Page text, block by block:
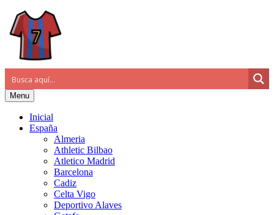
Menu
Inicial
España
Almeria
Athletic Bilbao
Atletico Madrid
Barcelona
Cadiz
Celta Vigo
Deportivo Alaves